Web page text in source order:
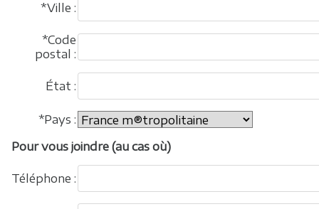
*Ville :
*Code
postal :
État :
*Pays :
Pour vous joindre (au cas où)
Téléphone :